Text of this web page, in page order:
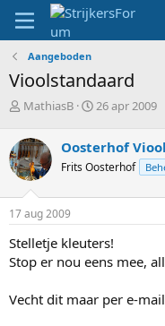
Aangeboden
Vioolstandaard
T
p
i
c
s
t
a
t
e
MathiasB
S
r
t
a
m
26 apr 2009
Oosterhof
Frits Oosterhof
17 aug 2009
Stelletje kleuters!
Stop er nou eens mee,
Vecht dit maar per e-